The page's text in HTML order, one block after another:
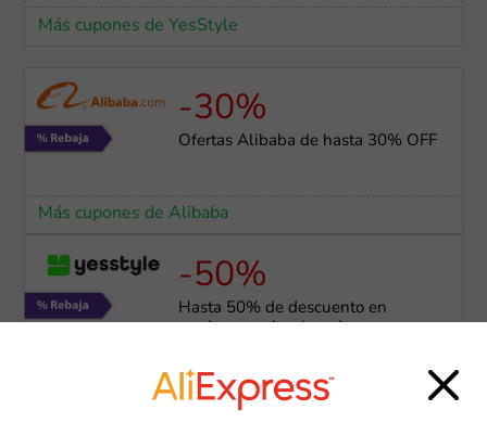
Más cupones de YesStyle
-30%
Ofertas Alibaba de hasta 30% OFF
Más cupones de Alibaba
-50%
Hasta 50% de descuento en
productos seleccionados
Más cupones de YesStyle